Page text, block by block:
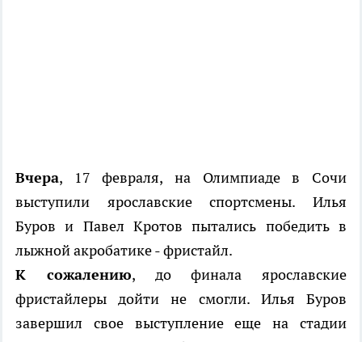
Вчера, 17 февраля, на Олимпиаде в Сочи
выступили ярославские спортсмены. Илья
Буров и Павел Кротов пытались победить в
лыжной акробатике - фристайл.
К сожалению, до финала ярославские
фристайлеры дойти не смогли. Илья Буров
завершил свое выступление еще на стадии